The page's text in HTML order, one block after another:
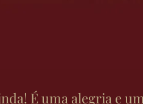
É uma alegria e